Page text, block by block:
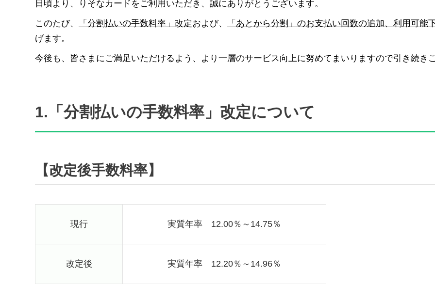
日頃より、りそなカードをご利用いただき、誠にありがとうございます。
このたび、 「分割払いの手数料率」改定および、 「あとから分割」のお支払い回数の追加、利用可能
げます。
今後も、皆さまにご満足いただけるよう、より一層のサービス向上に努めてまいりますので引き続き
1.「分割払いの手数料率」改定について
【改定後手数料率】
現行 実質年率 12.00％～14.75％
改定後 実質年率 12.20％～14.96％